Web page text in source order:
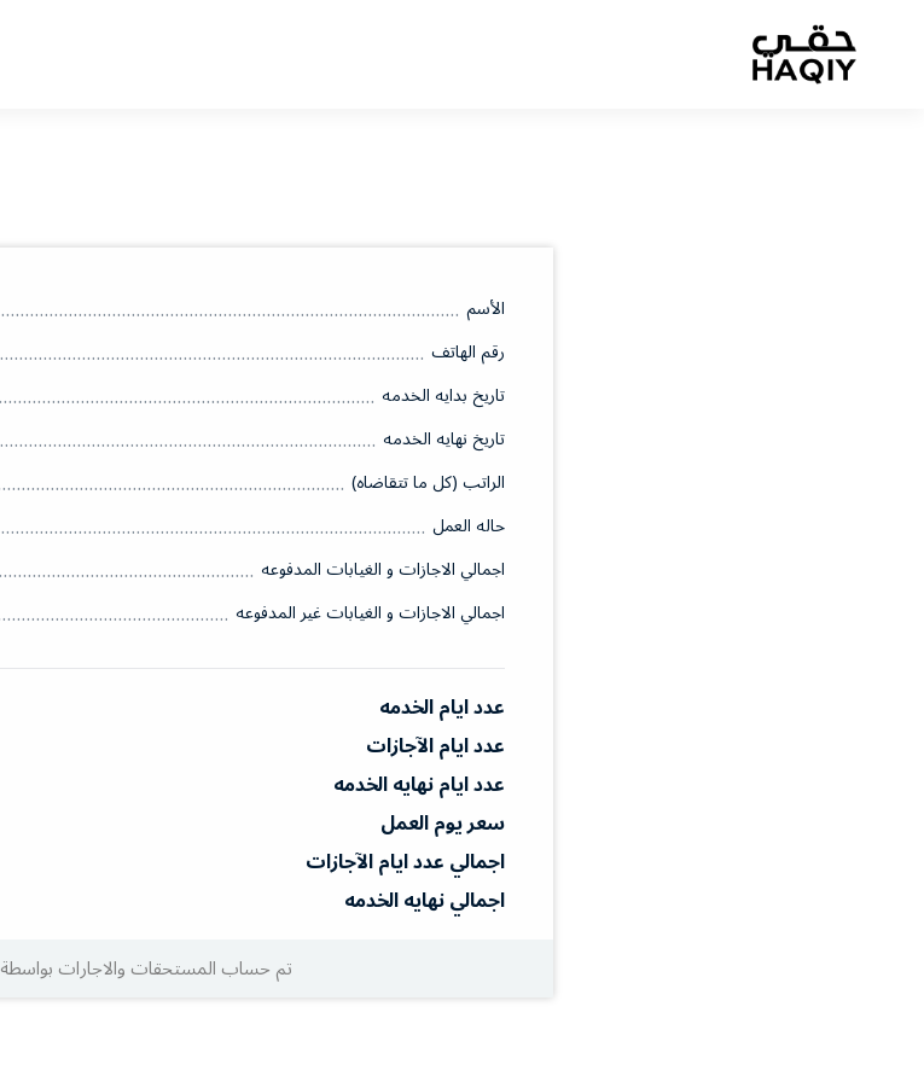
الأسم
رقم الهاتف
تاريخ بدايه الخدمه
تاريخ نهايه الخدمه
الراتب (كل ما تتقاضاه)
حاله العمل
اجمالي الاجازات و الغيابات المدفوعه
اجمالي الاجازات و الغيابات غير المدفوعه
عدد ايام الخدمه
عدد ايام الآجازات
عدد ايام نهايه الخدمه
سعر يوم العمل
اجمالي عدد ايام الآجازات
اجمالي نهايه الخدمه
تم حساب المستحقات والاجارات بواسطة